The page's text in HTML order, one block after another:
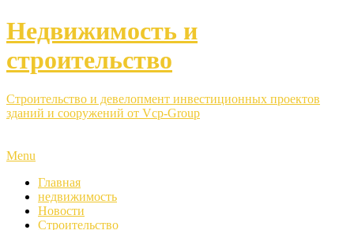
Недвижимость и
строительство
Строительство и девелопмент инвестиционных проектов
зданий и сооружений от Vcp-Group
Menu
Главная
недвижимость
Новости
Строительство